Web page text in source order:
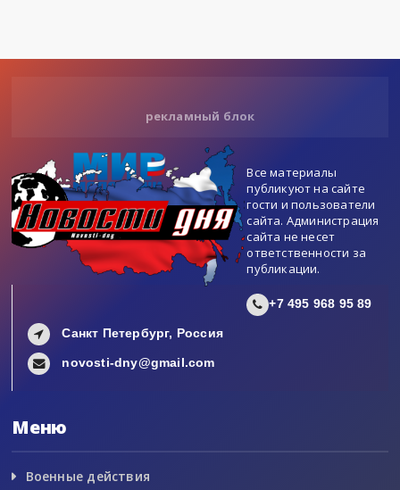
рекламный блок
Все материалы
публикуют на сайте
гости и пользователи
сайта. Администрация
сайта не несет
ответственности за
публикации.
+7 495 968 95 89
Санкт Петербург, Россия
novosti-dny@gmail.com
Меню
Военные действия